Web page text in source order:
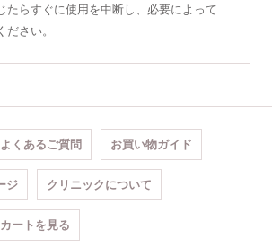
たらすぐに使用を中断し、必要によって
さい。
よくあるご質問 お買い物ガイド
ジ クリニックについて
カートを見る